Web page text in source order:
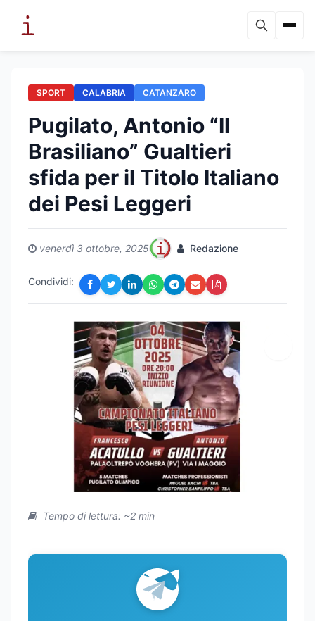
SPORT CALABRIA CATANZARO
Pugilato, Antonio “Il
Brasiliano” Gualtieri
sfida per il Titolo Italiano
dei Pesi Leggeri
venerdì 3 ottobre, 2025 Redazione
Condividi:
Tempo di lettura: ~2 min